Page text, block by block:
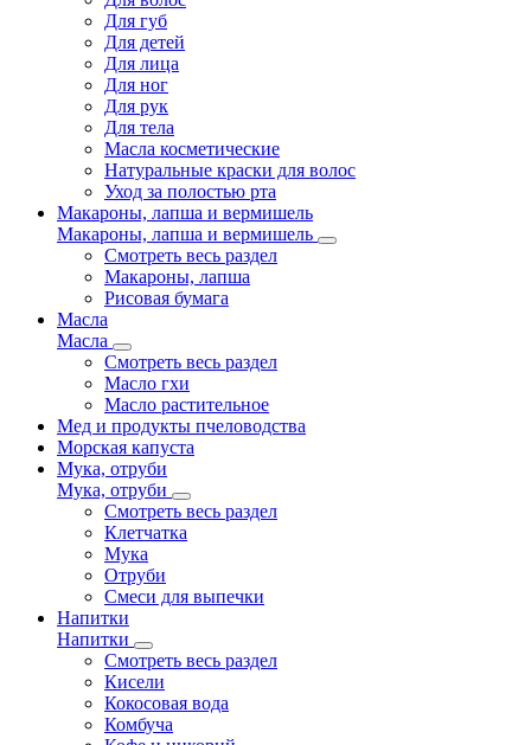
Для губ
Для детей
Для лица
Для ног
Для рук
Для тела
Масла косметические
Натуральные краски для волос
Уход за полостью рта
Макароны, лапша и вермишель
Макароны, лапша и вермишель
Смотреть весь раздел
Макароны, лапша
Рисовая бумага
Масла
Масла
Смотреть весь раздел
Масло гхи
Масло растительное
Мед и продукты пчеловодства
Морская капуста
Мука, отруби
Мука, отруби
Смотреть весь раздел
Клетчатка
Мука
Отруби
Смеси для выпечки
Напитки
Напитки
Смотреть весь раздел
Кисели
Кокосовая вода
Комбуча